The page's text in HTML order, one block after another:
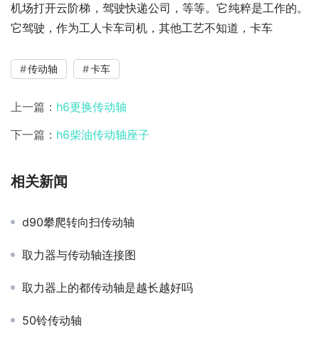
机场打开云阶梯，驾驶快递公司，等等。它纯粹是工作的。
它驾驶，作为工人卡车司机，其他工艺不知道，卡车
传动轴 卡车
上一篇： h6更换传动轴
下一篇： h6柴油传动轴座子
相关新闻
d90攀爬转向扫传动轴
取力器与传动轴连接图
取力器上的都传动轴是越长越好吗
50铃传动轴